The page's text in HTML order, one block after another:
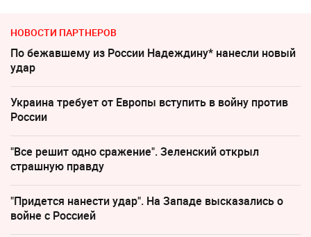
НОВОСТИ ПАРТНЕРОВ
По бежавшему из России Надеждину* нанесли новый
удар
Украина требует от Европы вступить в войну против
России
"Все решит одно сражение". Зеленский открыл
страшную правду
"Придется нанести удар". На Западе высказались о
войне с Россией